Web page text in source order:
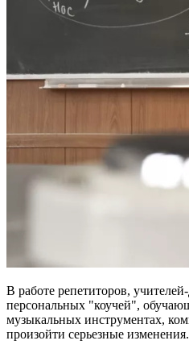
В работе репетиторов,
персональных "коучей",
музыкальных инструментах,
произойти серьезные изменения.